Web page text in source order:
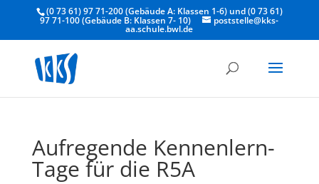
(0 73 61) 97 71-200 (Gebäude A: Klassen 1-6) und (0 73 61)
97 71-100 (Gebäude B: Klassen 7- 10) poststelle@kks-
aa.schule.bwl.de
Aufregende Kennenlern-
Tage für die R5A